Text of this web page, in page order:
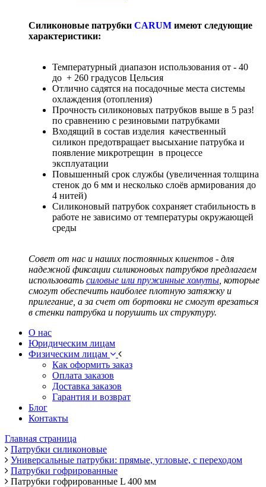
Силиконовые патрубки CARUM имеют следующие
характеристики:
Температурный диапазон использования от - 40
до + 260 градусов Цельсия
Отлично садятся на посадочные места системы
охлаждения (отопления)
Прочность силиконовых патрубков выше в 5 раз!
по сравнению с резиновыми патрубками
Входящий в состав изделия качественный
силикон предотвращает высыхание патрубка и
появление микротрещин в процессе
эксплуатации
Повышенный срок службы (увеличенная толщина
стенок до 6 мм и несколько слоёв армирования до
4 нитей)
Силиконовый патрубок сохраняет стабильность в
работе не зависимо от температуры окружающей
среды
Совет от нас и наших постоянных клиентов - для
надежной фиксации силиконовых патрубков предлагаем
использовать силовые или пружинные хомуты , которые
смогут обеспечить наиболее плотную затяжку и
прилегание, а за счет от бортовки не смогут врезаться
в стенки патрубка и порушить их структуру.
О нас
Юридическим лицам
Физическим лицам
Как оформить заказ
Оплата заказов
Доставка заказов
Гарантия и возврат
Блог
Контакты
Главная страница
Патрубки силиконовые
Универсальные патрубки: прямые, угловые, с переходом
Патрубки гофрированные
Патрубки гофрированные L 400 мм